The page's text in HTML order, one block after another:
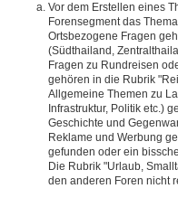
Vor dem Erstellen eines
Forensegment das
Ortsbezogene Fragen
(Südthailand,
Fragen zu Rundreisen
gehören in die Rubrik
Allgemeine Themen zu
Infrastruktur, Politik etc.)
Geschichte und
Reklame und Werbung
gefunden oder ein
Die Rubrik "Urlaub,
den anderen Foren nicht